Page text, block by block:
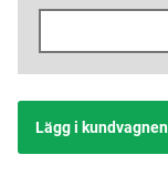
Lägg i kundvagnen